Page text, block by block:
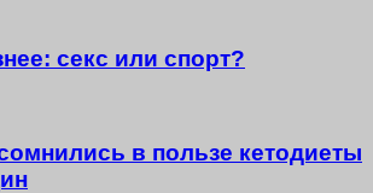
секс или спорт?
в пользе кетодиеты